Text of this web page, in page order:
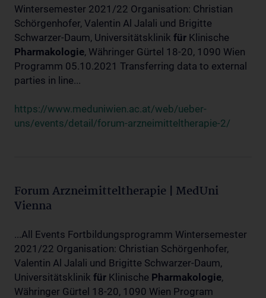
Wintersemester 2021/22 Organisation: Christian
Schörgenhofer, Valentin Al Jalali und Brigitte
Schwarzer-Daum, Universitätsklinik für Klinische
Pharmakologie, Währinger Gürtel 18-20, 1090 Wien
Programm 05.10.2021 Transferring data to external
parties in line...
https://www.meduniwien.ac.at/web/ueber-
uns/events/detail/forum-arzneimitteltherapie-2/
Forum Arzneimitteltherapie | MedUni
Vienna
...All Events Fortbildungsprogramm Wintersemester
2021/22 Organisation: Christian Schörgenhofer,
Valentin Al Jalali und Brigitte Schwarzer-Daum,
Universitätsklinik für Klinische Pharmakologie,
Währinger Gürtel 18-20, 1090 Wien Program